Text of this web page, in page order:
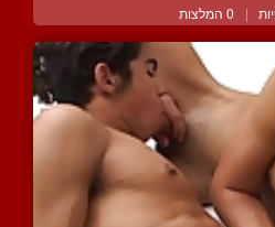
| 0 המלצות